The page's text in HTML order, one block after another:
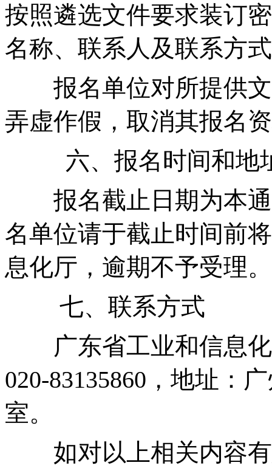
按照遴选文件要求装订
名称、联系人及联系方
报名单位对所提供
弄虚作假，取消其报名
六、报名时间和地
报名截止日期为本
名单位请于截止时间前
息化厅，逾期不予受理。
七、联系方式
广东省工业和信息
020-83135860，地址：
室。
如对以上相关内容